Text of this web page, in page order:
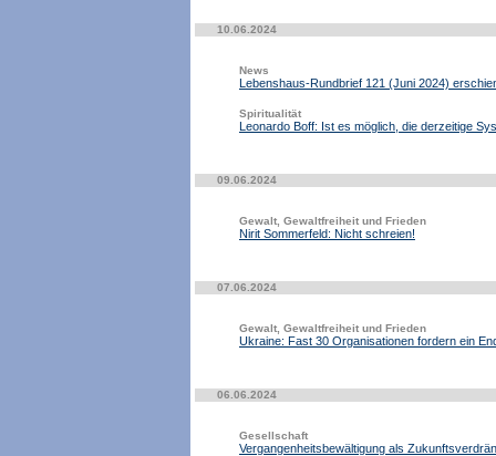
10.06.2024
News
Lebenshaus-Rundbrief 121 (Juni 2024)
Spiritualität
Leonardo Boff: Ist es möglich, die derzeitige
09.06.2024
Gewalt, Gewaltfreiheit und Frieden
Nirit Sommerfeld: Nicht schreien!
07.06.2024
Gewalt, Gewaltfreiheit und Frieden
Ukraine: Fast 30 Organisationen fordern ein
06.06.2024
Gesellschaft
Vergangenheitsbewältigung als